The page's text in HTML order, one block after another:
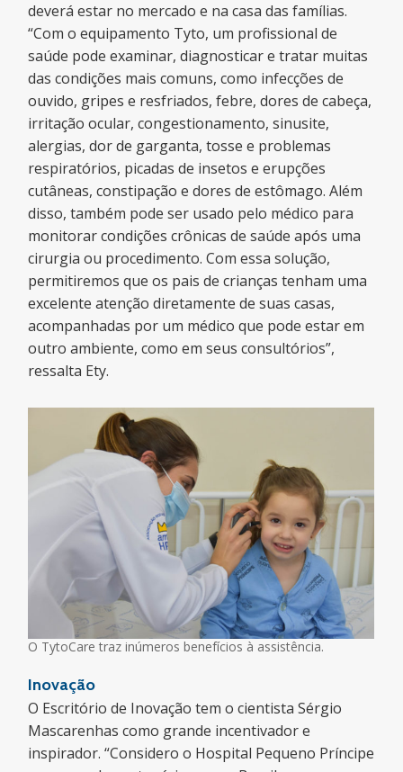
deverá estar no mercado e na casa das famílias.
“Com o equipamento Tyto, um profissional de
saúde pode examinar, diagnosticar e tratar muitas
das condições mais comuns, como infecções de
ouvido, gripes e resfriados, febre, dores de cabeça,
irritação ocular, congestionamento, sinusite,
alergias, dor de garganta, tosse e problemas
respiratórios, picadas de insetos e erupções
cutâneas, constipação e dores de estômago. Além
disso, também pode ser usado pelo médico para
monitorar condições crônicas de saúde após uma
cirurgia ou procedimento. Com essa solução,
permitiremos que os pais de crianças tenham uma
excelente atenção diretamente de suas casas,
acompanhadas por um médico que pode estar em
outro ambiente, como em seus consultórios”,
ressalta Ety.
O TytoCare traz inúmeros benefícios à assistência.
Inovação
O Escritório de Inovação tem o cientista Sérgio
Mascarenhas como grande incentivador e
inspirador. “Considero o Hospital Pequeno Príncipe